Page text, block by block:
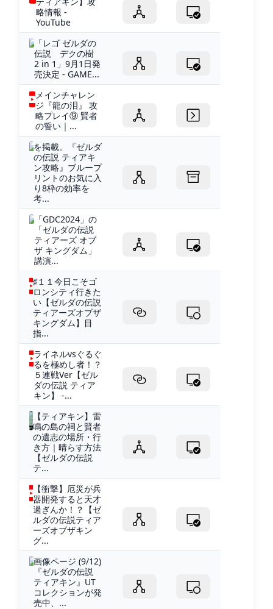
略情報 -
YouTube
「レゴ ゼルダの
伝説 デクの樹
2 in 1」9月1日発
売決定 - GAME...
メインチャレン
ジ『龍の泪』 攻
略プレイ⑨ 賢者
の誓い｜...
を掲載。『ゼルダ
の伝説 ティアキ
ン攻略』ブループ
リントのお気に入
り8枠の効率を
考...
「GDC2024」の
「ゼルダの伝説
ティアーズ オブ
ザ キングダム」
講演...
♯１１今日こそゴ
ロンシティ行きた
い【ゼルダの伝説
ティアーズオブザ
キングダム】目
指...
ライネルvsぐるぐ
るを極めし者！？
５連戦Ver【ゼル
ダの伝説 ティア
キン】 -...
【ティアキン】雷
鳴の島の祠と賢者
の遺志の場所・行
き方｜晴らす方法
【ゼルダの伝説
テ...
【衝撃】厄災が兵
器開発すると天才
過ぎんか！？【ゼ
ルダの伝説ティア
ーズオブザキン
グ...
画像ページ (9/12)
『ゼルダの伝説
ティアキン』UT
コレクションが発
売中、...